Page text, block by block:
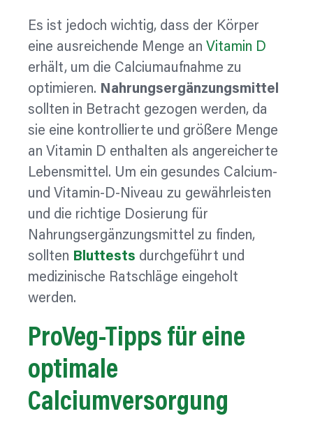
Es ist jedoch wichtig, dass der Körper
eine ausreichende Menge an Vitamin D
erhält, um die Calciumaufnahme zu
optimieren. Nahrungsergänzungsmittel
sollten in Betracht gezogen werden, da
sie eine kontrollierte und größere Menge
an Vitamin D enthalten als angereicherte
Lebensmittel. Um ein gesundes Calcium-
und Vitamin-D-Niveau zu gewährleisten
und die richtige Dosierung für
Nahrungsergänzungsmittel zu finden,
sollten Bluttests durchgeführt und
medizinische Ratschläge eingeholt
werden.
ProVeg-Tipps für eine
optimale
Calciumversorgung